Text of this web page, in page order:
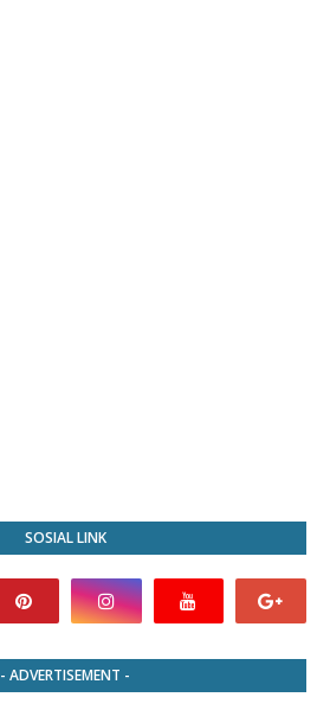
SOSIAL LINK
- ADVERTISEMENT -